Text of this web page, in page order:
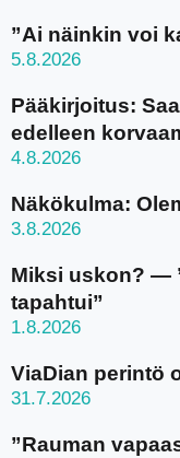
”Ai näinkin voi
5.8.2026
Pääkirjoitus:
edelleen
4.8.2026
Näkökulma:
3.8.2026
Miksi uskon? —
tapahtui”
1.8.2026
ViaDian perintö
31.7.2026
”Rauman